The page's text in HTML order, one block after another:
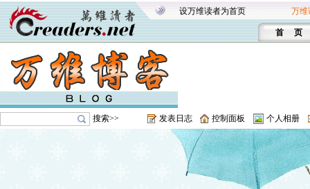
设万维读者为首页 万维
首 页
搜索>> 发表日志 控制面板 个人相册